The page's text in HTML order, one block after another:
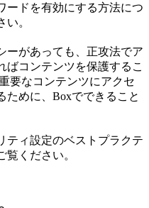
ードを有効にする方法につ
い。
ーがあっても、正攻法でア
ばコンテンツを保護するこ
要なコンテンツにアクセ
ために、Boxでできること
ティ設定のベストプラクテ
覧ください。